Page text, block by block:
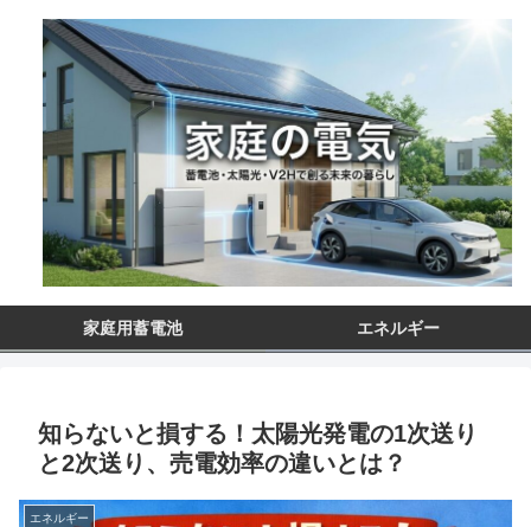
家庭用蓄電池 エネルギー
知らないと損する！太陽光発電の1次送り
と2次送り、売電効率の違いとは？
エネルギー